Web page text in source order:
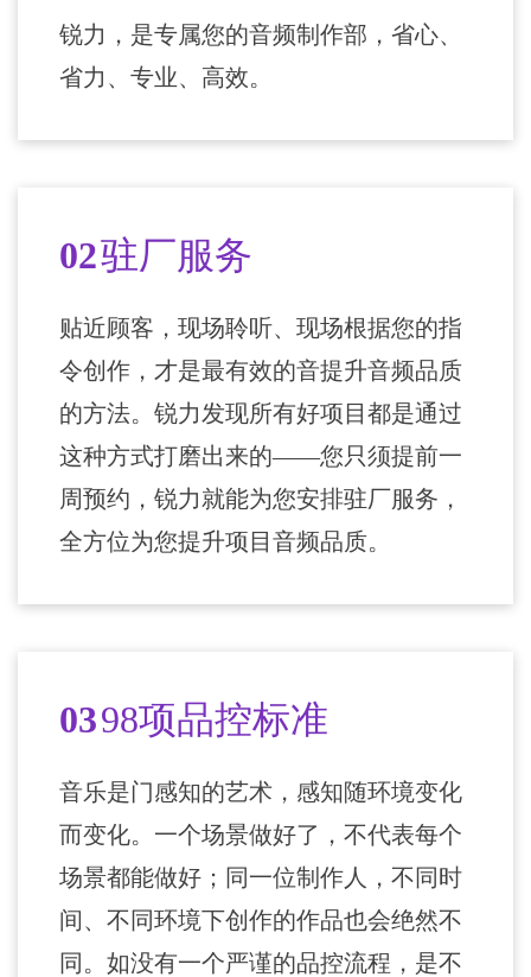
锐力，是专属您的音频制作部，省心、
省力、专业、高效。
02驻厂服务
贴近顾客，现场聆听、现场根据您的指
令创作，才是最有效的音提升音频品质
的方法。锐力发现所有好项目都是通过
这种方式打磨出来的——您只须提前一
周预约，锐力就能为您安排驻厂服务，
全方位为您提升项目音频品质。
0398项品控标准
音乐是门感知的艺术，感知随环境变化
而变化。一个场景做好了，不代表每个
场景都能做好；同一位制作人，不同时
间、不同环境下创作的作品也会绝然不
同。如没有一个严谨的品控流程，是不